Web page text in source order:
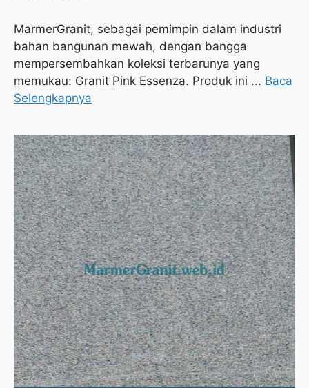
MarmerGranit, sebagai pemimpin dalam industri
bahan bangunan mewah, dengan bangga
mempersembahkan koleksi terbarunya yang
memukau: Granit Pink Essenza. Produk ini ... Baca
Selengkapnya